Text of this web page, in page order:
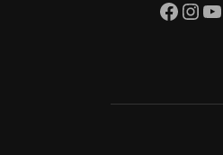
Facebook InstagramYouTube